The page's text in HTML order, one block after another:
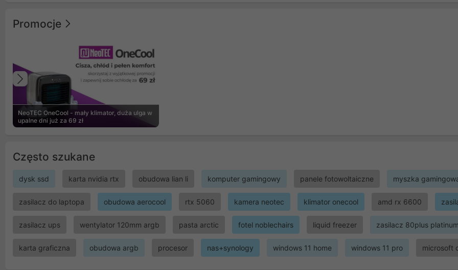
Promocje
NeoTEC OneCool - mały klimator, duża ulga w
upalne dni już za 69 zł
Poprzedni
Często szukane
dysk ssd karta nvidia rtx obudowa lian li komputer gamingowy panele fotowoltaiczne myszka
zasilacz do laptopa obudowa aerocool rtx 5060 kamera neotec klimator onecool amd rx 6600
zasilacz ups wentylator 120mm argb pasta arctic fotel noblechairs liquid freezer zasilacz 80plus platinum
karta graficzna obudowa argb procesor nas+synology windows 11 home windows 11 pro microsoft